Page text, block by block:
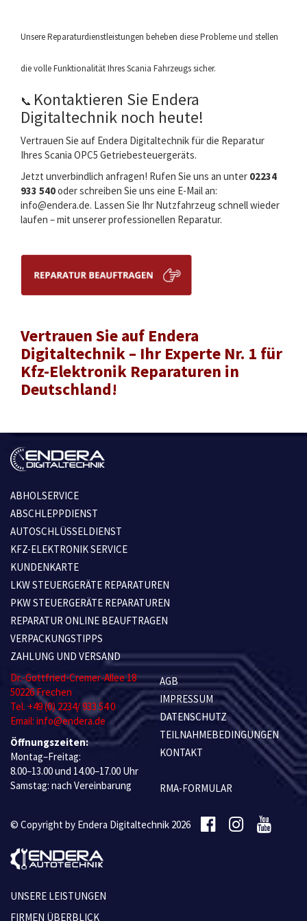
Unsere Reparaturdienstleistungen beheben diese Probleme und stellen
die volle Funktionalität Ihres Scania Fahrzeugs sicher.
📞 Kontaktieren Sie Endera
Digitaltechnik noch heute!
Vertrauen Sie auf Endera Digitaltechnik für die Reparatur
Ihres Scania OPC5 Getriebesteuergeräts.
Jetzt unverbindlich anfragen! Rufen Sie uns an unter 02234
933 540oder schreiben Sie uns eine E-Mail an:
info@endera.de. Lassen Sie Ihr Nutzfahrzeug schnell wieder
laufen – mit unserer professionellen Reparatur.
Vertrauen Sie auf Endera
Digitaltechnik – Ihr Experte Nr. 1 für
Kfz-Elektronik Reparaturen in
Deutschland!
ABHOLSERVICE
ABSCHLEPPDIENST
AUTOSCHLÜSSELDIENST
KFZ-ELEKTRONIK SERVICE
KUNDENKARTE
LKW STEUERGERÄTE REPARATUREN
PKW STEUERGERÄTE REPARATUREN
REPARATUR ONLINE BEAUFTRAGEN
VERPACKUNGSTIPPS
ZAHLUNG UND VERSAND
Dr.-Gottfried-Cremer-Allee 18
50226 Frechen
Tel. +49 (0) 2234/ 933 54 0
Email: info@endera.de
Öffnungszeiten:
Montag–Freitag:
8.00–13.00 und 14.00–17.00 Uhr
Samstag: nach Vereinbarung
AGB
IMPRESSUM
DATENSCHUTZ
TEILNAHMEBEDINGUNGEN
KONTAKT
RMA-FORMULAR
© Copyright by Endera Digitaltechnik 2026
UNSERE LEISTUNGEN
FIRMEN ÜBERBLICK